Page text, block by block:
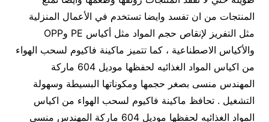
المنتجات من ان تفسد وايضا تستخدم في الأعمال المنزلية
مثل التفريز لإنقاص حجم المواد مثل أكياس PE وOPP
والأكياس الاصطناعية ، كما تتميز ماكينة فاكيوم لسحب الهواء
من اكياس المواد الغذائيه لحفظها موديل 604 ماركة
المهندس منسى بصغر حجمها ومكوناتها البسيطة وسهولة
التشغيل . تحافظ ماكينة فاكيوم لسحب الهواء من اكياس
المواد الغذائيه لحفظها موديل 604 ماركة المهندس منسى